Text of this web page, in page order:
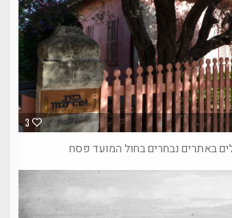
3
באתרים נבחרים בחול המועד פסח